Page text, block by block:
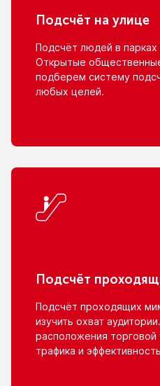
Подсчёт на улице
Подсчёт людей в парках
Открытые
подберем систему
любых целей.
Подсчёт
Подсчёт проходящих
изучить охват
расположения торговой
трафика и эффективность